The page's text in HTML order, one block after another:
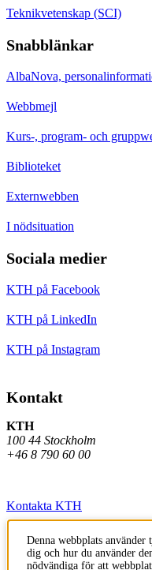
Teknikvetenskap (SCI)
Snabblänkar
AlbaNova,
Webbmejl
Kurs-, program- och
Biblioteket
Externwebben
I nödsituation
Sociala medier
KTH på Facebook
KTH på LinkedIn
KTH på Instagram
Kontakt
KTH
100 44 Stockholm
+46 8 790 60 00
Kontakta KTH
Jobba på KTH
Press och media
Denna webbplats
dig och hur du använder
nödvändiga för att